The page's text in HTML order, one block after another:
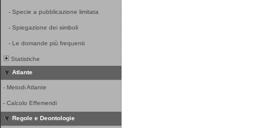
- Specie a pubblicazione limitata
- Spiegazione dei simboli
- Le domande più frequenti
Statistiche
Atlante
- Metodi Atlante
- Calcolo Effemeridi
Regole e Deontologie